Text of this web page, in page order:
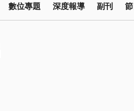
數位專題 深度報導 副刊